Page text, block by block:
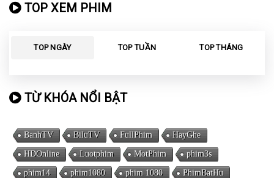
TOP XEM PHIM
TOP NGÀY TOP TUẦN TOP THÁNG
TỪ KHÓA NỔI BẬT
BanhTV BiluTV FullPhim HayGhe
HDOnline Luotphim MotPhim phim3s
phim14 phim1080 phim 1080 PhimBatHu